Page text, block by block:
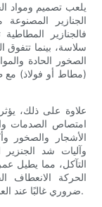
يلعب تصميم ومواد
الجنازير
فالجنازير
سلاسة، بينما تتفوق
الصخور الحادة
(مطاط أو فولاذ) مع
علاوة على ذلك،
امتصاص الصدمات
الأشجار والصخور
وآليات شد الجنزير
التآكل، مما يطيل
الحركة الانعطاف
ضروري غالبًا عند العمل في الغابات الكثيفة أو ممرات المحاجر الضيقة.